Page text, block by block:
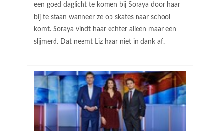
een goed daglicht te komen bij Soraya door haar
bij te staan wanneer ze op skates naar school
komt. Soraya vindt haar echter alleen maar een
slijmerd. Dat neemt Liz haar niet in dank af.